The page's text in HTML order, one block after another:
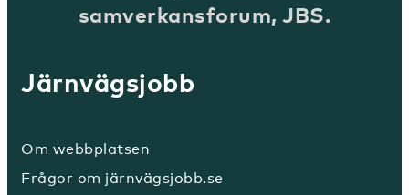
samverkansforum, JBS.
Järnvägsjobb
Om webbplatsen
Frågor om järnvägsjobb.se